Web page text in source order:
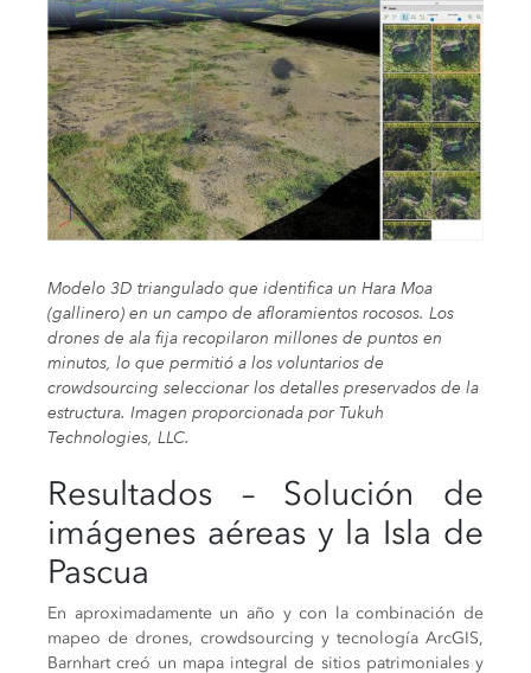
Modelo 3D triangulado que identifica un Hara Moa
(gallinero) en un campo de afloramientos rocosos. Los
drones de ala fija recopilaron millones de puntos en
minutos, lo que permitió a los voluntarios de
crowdsourcing seleccionar los detalles preservados de la
estructura. Imagen proporcionada por Tukuh
Technologies, LLC.
Resultados – Solución de
imágenes aéreas y la Isla de
Pascua
En aproximadamente un año y con la combinación de
mapeo de drones, crowdsourcing y tecnología ArcGIS,
Barnhart creó un mapa integral de sitios patrimoniales y